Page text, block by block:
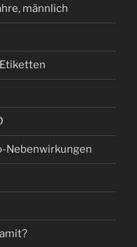
männlich
Nebenwirkungen